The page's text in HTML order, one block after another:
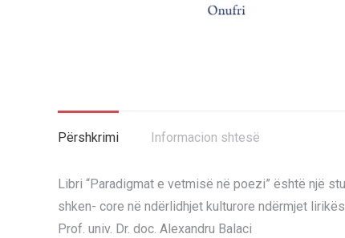
Përshkrimi Informacion shtesë
Libri “Paradigmat e vetmisë në poezi” është një
shken- core në ndërlidhjet kulturore ndërmjet
Prof. univ. Dr. doc. Alexandru Balaci